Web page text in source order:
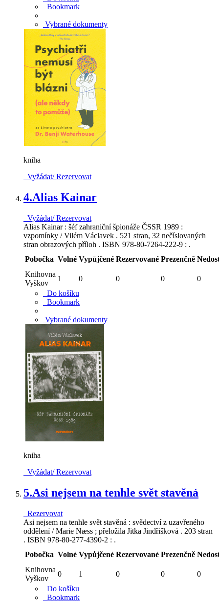
Bookmark
Vybrané dokumenty
kniha
Vyžádat/ Rezervovat
4.Alias Kainar
Vyžádat/ Rezervovat
Alias Kainar : šéf zahraniční špionáže ČSSR 1989 :
vzpomínky / Vilém Václavek . 521 stran, 32 nečíslovaných
stran obrazových příloh . ISBN 978-80-7264-222-9 : .
Pobočka Volné Vypůjčené Rezervované Prezenčně
Knihovna
Vyškov
1 0 0 0
0
Do košíku
Bookmark
Vybrané dokumenty
kniha
Vyžádat/ Rezervovat
5.Asi nejsem na tenhle svět stavěná
Rezervovat
Asi nejsem na tenhle svět stavěná : svědectví z uzavřeného
oddělení / Marie Næss ; přeložila Jitka Jindřišková . 203 stran
. ISBN 978-80-277-4390-2 : .
Pobočka Volné Vypůjčené Rezervované Prezenčně
Knihovna
Vyškov
0 1 0 0
0
Do košíku
Bookmark